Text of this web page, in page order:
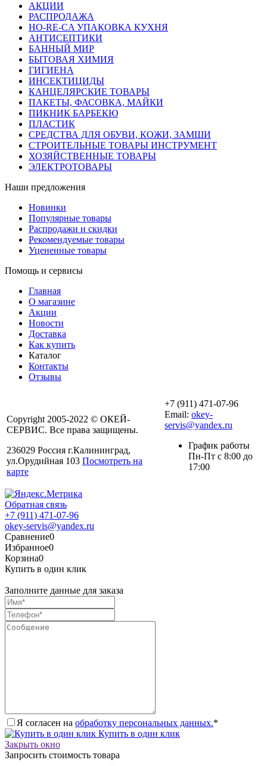
АКЦИИ
РАСПРОДАЖА
HO-RE-CA УПАКОВКА КУХНЯ
АНТИСЕПТИКИ
БАННЫЙ МИР
БЫТОВАЯ ХИМИЯ
ГИГИЕНА
ИНСЕКТИЦИДЫ
КАНЦЕЛЯРСКИЕ ТОВАРЫ
ПАКЕТЫ, ФАСОВКА, МАЙКИ
ПИКНИК БАРБЕКЮ
ПЛАСТИК
СРЕДСТВА ДЛЯ ОБУВИ, КОЖИ, ЗАМШИ
СТРОИТЕЛЬНЫЕ ТОВАРЫ ИНСТРУМЕНТ
ХОЗЯЙСТВЕННЫЕ ТОВАРЫ
ЭЛЕКТРОТОВАРЫ
Наши предложения
Новинки
Популярные товары
Распродажи и скидки
Рекомендуемые товары
Уцененные товары
Помощь и сервисы
Главная
О магазине
Акции
Новости
Доставка
Как купить
Каталог
Контакты
Отзывы
Copyright 2005-2022 © ОКЕЙ-
СЕРВИС. Все права защищены.
236029 Россия г.Калининград,
ул.Орудийная 103 Посмотреть на
карте
+7 (911) 471-07-96
Email: okey-
servis@yandex.ru
График работы
Пн-Пт с 8:00 до
17:00
Обратная связь
+7 (911) 471-07-96
okey-servis@yandex.ru
Сравнение0
Избранное0
Корзина0
Купить в один клик
Заполните данные для заказа
Я согласен на обработку персональных данных.*
Купить в один клик
Закрыть окно
Запросить стоимость товара